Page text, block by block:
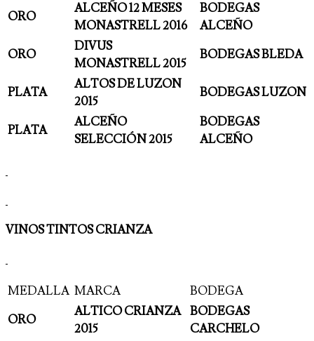
ORO
ALCEÑO 12 MESES
MONASTRELL 2016
BODEGAS
ALCEÑO
ORO
DIVUS
MONASTRELL 2015
BODEGAS BLEDA
PLATA
ALTOS DE LUZON
2015
BODEGAS LUZON
PLATA
ALCEÑO
SELECCIÓN 2015
BODEGAS
ALCEÑO
VINOS TINTOS CRIANZA
MEDALLA MARCA
BODEGA
ORO
ALTICO CRIANZA
2015
BODEGAS
CARCHELO